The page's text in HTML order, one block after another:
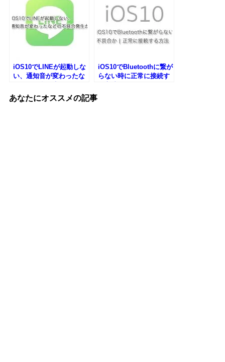
iOS10でLINEが起動しな
い、通知音が変わったな
iOS10でBluetoothに繋が
らない時に正常に接続す
あなたにオススメの記事